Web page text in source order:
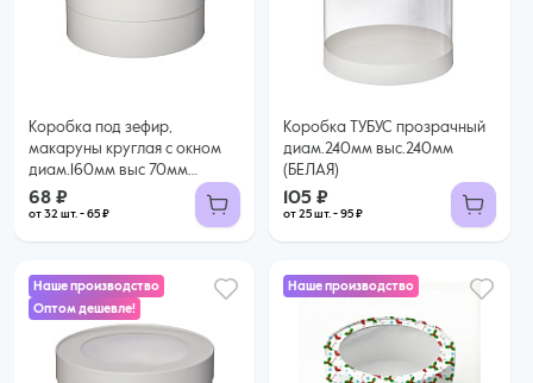
Коробка под зефир,
макаруны круглая с окном
диам.160мм выс 70мм
(БЕЛАЯ)
68 ₽
от 32 шт. - 65 ₽
68 ₽
65 ₽ за шт. при заказе от 32 шт.
Коробка ТУБУС прозрачный
диам.240мм выс.240мм
(БЕЛАЯ)
105 ₽
от 25 шт. - 95 ₽
105 ₽
95 ₽ за шт. при заказе от 25 шт.
Купить оптом
Наше производство
Оптом дешевле!
Наше производство